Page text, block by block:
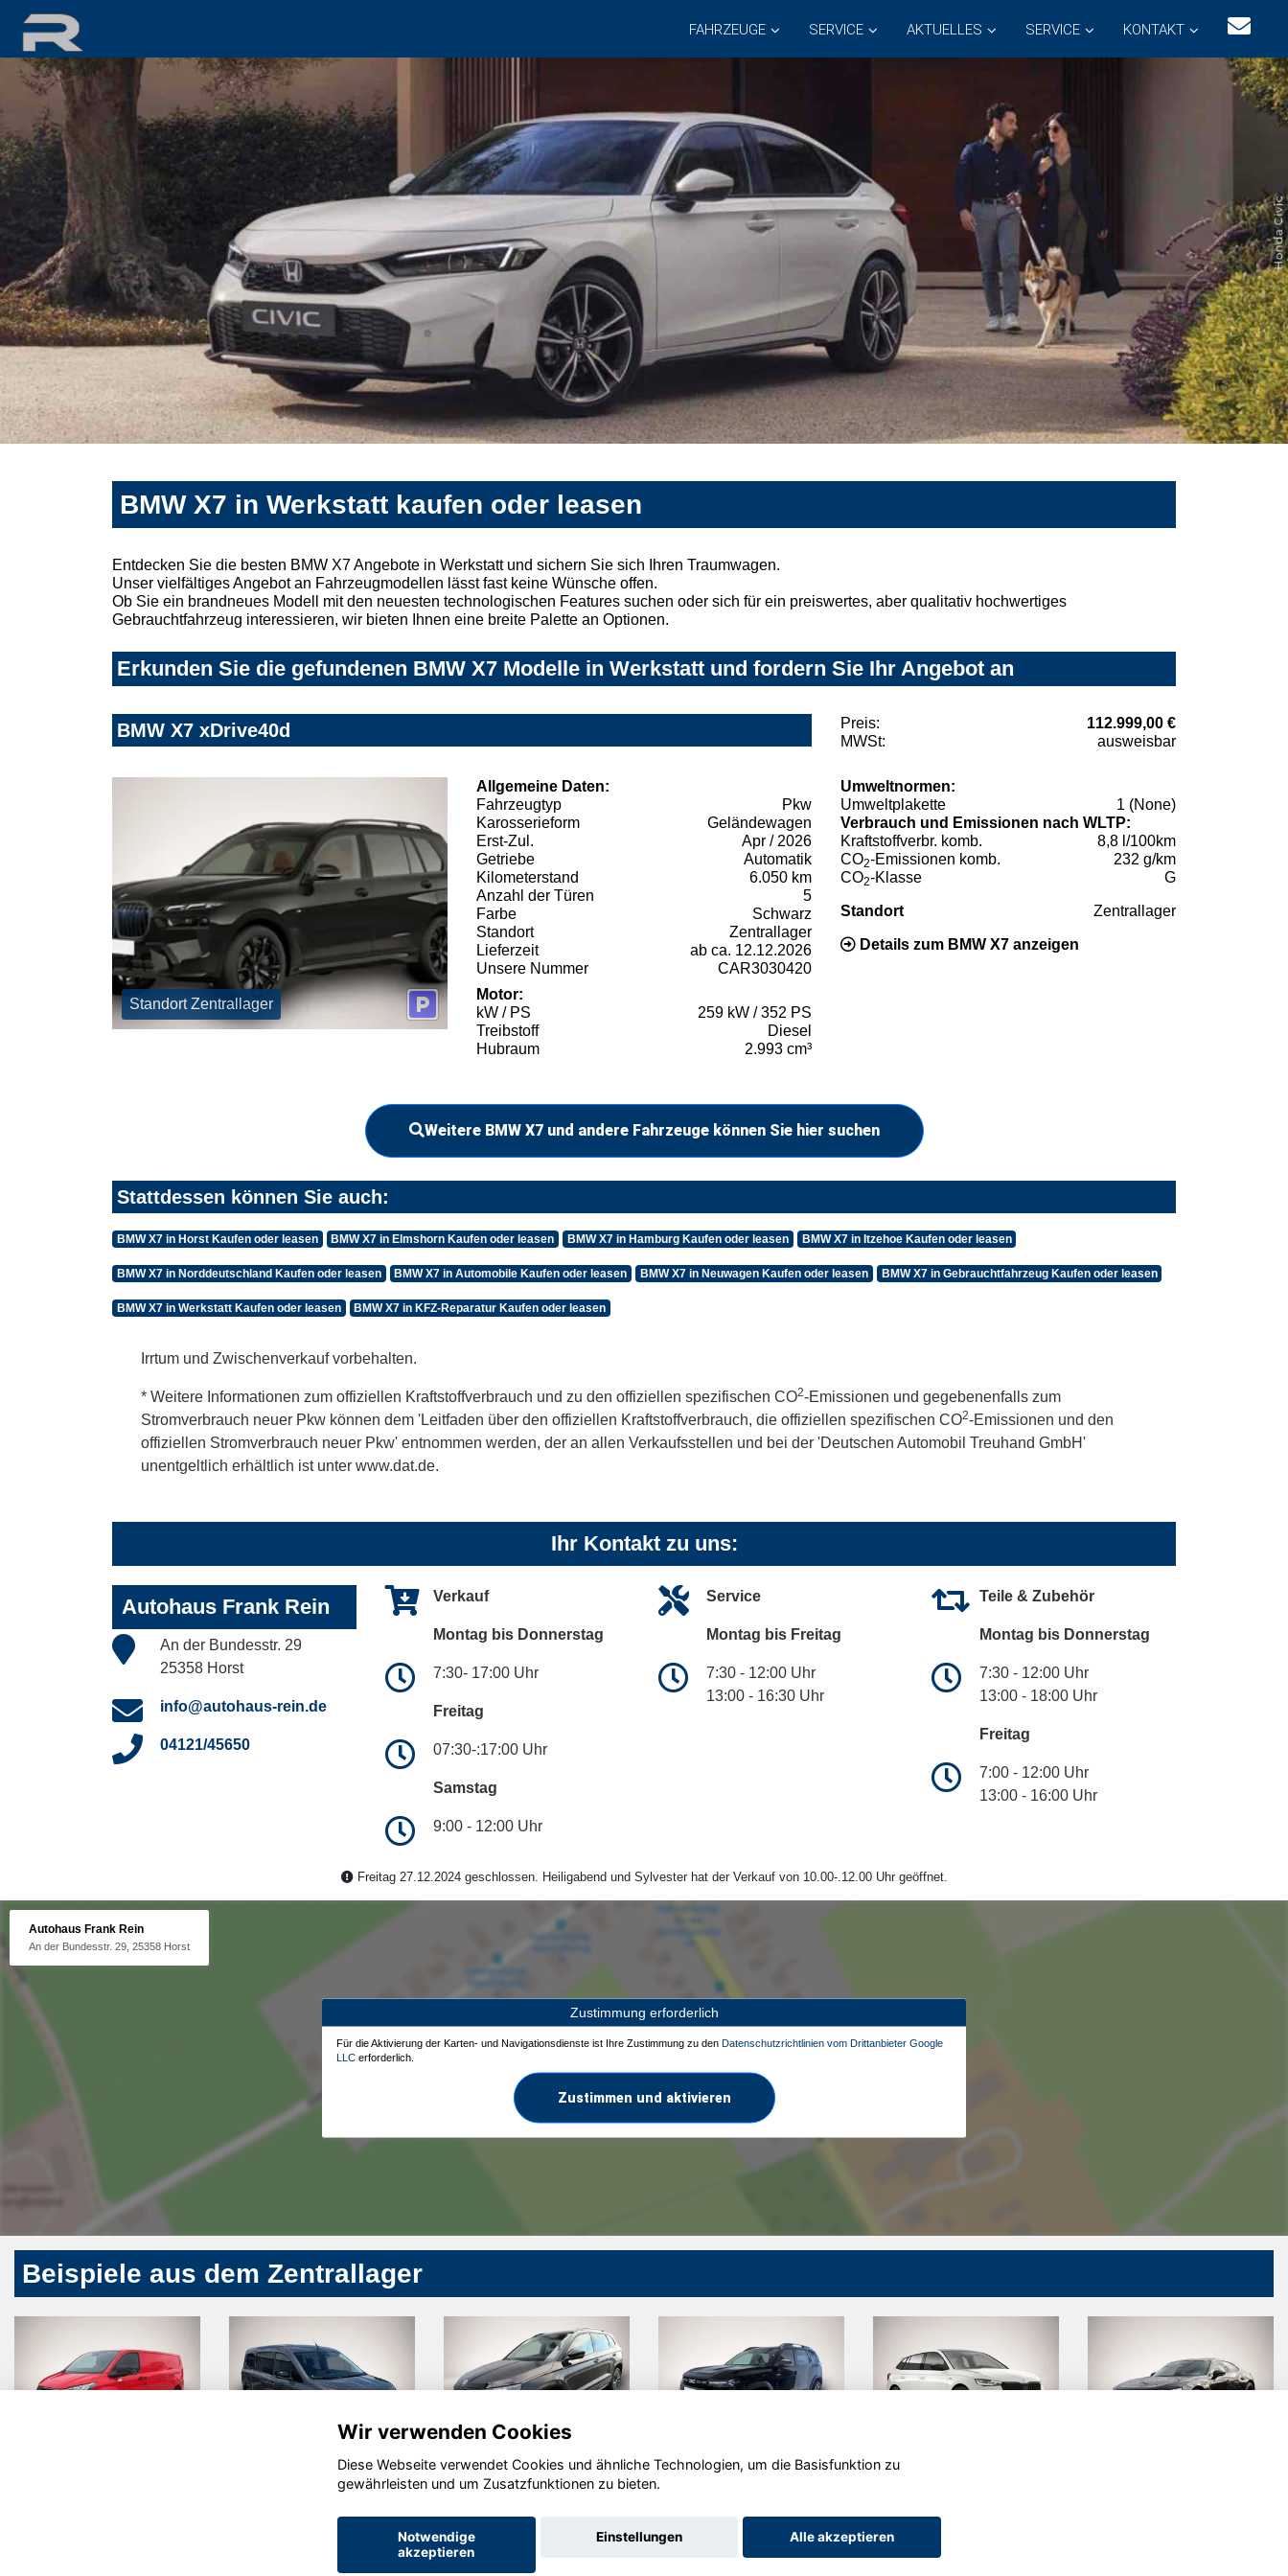
FAHRZEUGE SERVICE AKTUELLES SERVICE KONTAKT
BMW X7 in Werkstatt kaufen oder leasen
Entdecken Sie die besten BMW X7 Angebote in Werkstatt und sichern Sie sich Ihren Traumwagen.
Unser vielfältiges Angebot an Fahrzeugmodellen lässt fast keine Wünsche offen.
Ob Sie ein brandneues Modell mit den neuesten technologischen Features suchen oder sich für ein preiswertes, aber qualitativ hochwertiges
Gebrauchtfahrzeug interessieren, wir bieten Ihnen eine breite Palette an Optionen.
Erkunden Sie die gefundenen BMW X7 Modelle in Werkstatt und fordern Sie Ihr Angebot an
BMW X7 xDrive40d Preis:
112.999,00 €
MWSt:
ausweisbar
Standort Zentrallager
Allgemeine Daten:
Fahrzeugtyp
Pkw
Karosserieform
Geländewagen
Erst-Zul.
Apr / 2026
Getriebe
Automatik
Kilometerstand
6.050 km
Anzahl der Türen
5
Farbe
Schwarz
Standort
Zentrallager
Lieferzeit
ab ca. 12.12.2026
Unsere Nummer
CAR3030420
Motor:
kW / PS
259 kW / 352 PS
Treibstoff
Diesel
Hubraum
2.993 cm³
Umweltnormen:
Umweltplakette
1 (None)
Verbrauch und Emissionen nach WLTP:
Kraftstoffverbr. komb.
8,8 l/100km
CO2-Emissionen komb.
232 g/km
CO2-Klasse G
Standort Zentrallager
Details zum BMW X7 anzeigen
Weitere BMW X7 und andere Fahrzeuge können Sie hier suchen
Stattdessen können Sie auch:
BMW X7 in Horst Kaufen oder leasen BMW X7 in Elmshorn Kaufen oder leasen BMW X7 in Hamburg Kaufen oder leasen BMW X7 in Itzehoe Kaufen oder leasen
BMW X7 in Norddeutschland Kaufen oder leasen BMW X7 in Automobile Kaufen oder leasen BMW X7 in Neuwagen Kaufen oder leasen BMW X7 in Gebrauchtfahrzeug Kaufen oder leasen
BMW X7 in Werkstatt Kaufen oder leasen BMW X7 in KFZ-Reparatur Kaufen oder leasen
Irrtum und Zwischenverkauf vorbehalten.
* Weitere Informationen zum offiziellen Kraftstoffverbrauch und zu den offiziellen spezifischen CO2-Emissionen und gegebenenfalls zum
Stromverbrauch neuer Pkw können dem 'Leitfaden über den offiziellen Kraftstoffverbrauch, die offiziellen spezifischen CO2-Emissionen und den
offiziellen Stromverbrauch neuer Pkw' entnommen werden, der an allen Verkaufsstellen und bei der 'Deutschen Automobil Treuhand GmbH'
unentgeltlich erhältlich ist unter www.dat.de.
Ihr Kontakt zu uns:
Autohaus Frank Rein
An der Bundesstr. 29
25358 Horst
info@autohaus-rein.de
04121/45650
Verkauf
Montag bis Donnerstag
7:30- 17:00 Uhr
Freitag
07:30-:17:00 Uhr
Samstag
9:00 - 12:00 Uhr
Service
Montag bis Freitag
7:30 - 12:00 Uhr
13:00 - 16:30 Uhr
Teile & Zubehör
Montag bis Donnerstag
7:30 - 12:00 Uhr
13:00 - 18:00 Uhr
Freitag
7:00 - 12:00 Uhr
13:00 - 16:00 Uhr
Freitag 27.12.2024 geschlossen. Heiligabend und Sylvester hat der Verkauf von 10.00-.12.00 Uhr geöffnet.
Autohaus Frank Rein
An der Bundesstr. 29, 25358 Horst
Zustimmung erforderlich
Für die Aktivierung der Karten- und Navigationsdienste ist Ihre Zustimmung zu den Datenschutzrichtlinien vom Drittanbieter Google
LLC erforderlich.
Zustimmen und aktivieren
Beispiele aus dem Zentrallager
Skoda Karoq Dacia Bigster Skoda Scala
Wir verwenden Cookies
Diese Webseite verwendet Cookies und ähnliche Technologien, um die Basisfunktion zu
gewährleisten und um Zusatzfunktionen zu bieten.
Notwendige
akzeptieren
Einstellungen Alle akzeptieren